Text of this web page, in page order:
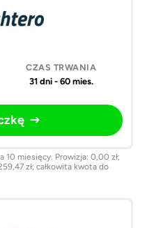
31 dni - 60 mies.
10 miesięcy. Prowizja: 0,00 zł;
zł; całkowita kwota do